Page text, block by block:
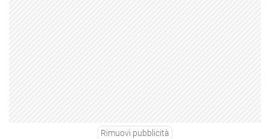
Rimuovi pubblicità